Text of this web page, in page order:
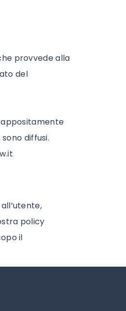
provvede alla
del
diffusi.
policy
il